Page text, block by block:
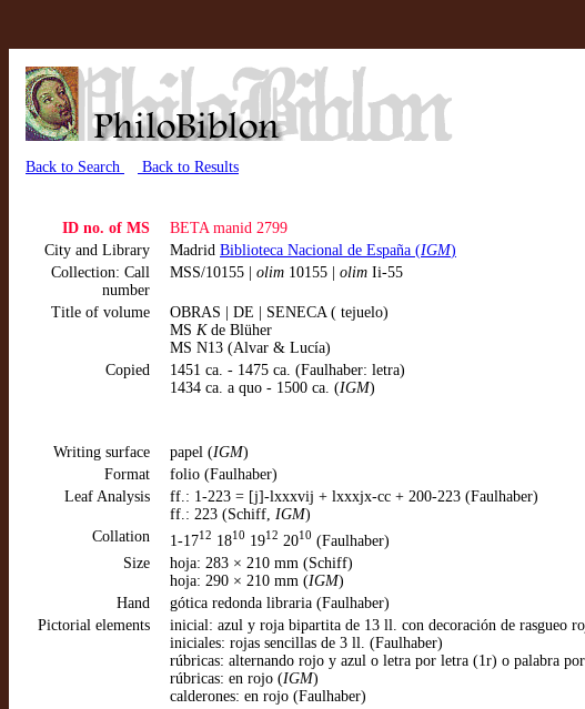
Back to Search Back to Results
ID no. of MS
BETA manid 2799
City and Library
Madrid Biblioteca Nacional de España (IGM)
Collection: Call
number
MSS/10155 | olim 10155 | olim Ii-55
Title of volume
OBRAS | DE | SENECA ( tejuelo)
MS Kde Blüher
MS N13 (Alvar & Lucía)
Copied
1451 ca. - 1475 ca. (Faulhaber: letra)
1434 ca. a quo - 1500 ca. (IGM)
Writing surface
papel (IGM)
Format
folio (Faulhaber)
Leaf Analysis
ff.: 1-223 = [j]-lxxxvij + lxxxjx-cc + 200-223 (Faulhaber)
ff.: 223 (Schiff, IGM)
Collation
1-1712 1810 1912 2010 (Faulhaber)
Size
hoja: 283 × 210 mm (Schiff)
hoja: 290 × 210 mm (IGM)
Hand
gótica redonda libraria (Faulhaber)
Pictorial elements
inicial: azul y roja bipartita de 13 ll. con decoración de rasgueo
iniciales: rojas sencillas de 3 ll. (Faulhaber)
rúbricas: alternando rojo y azul o letra por letra (1r) o palabra
rúbricas: en rojo (IGM)
calderones: en rojo (Faulhaber)